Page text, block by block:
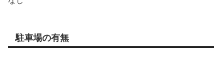
駐車場の有無